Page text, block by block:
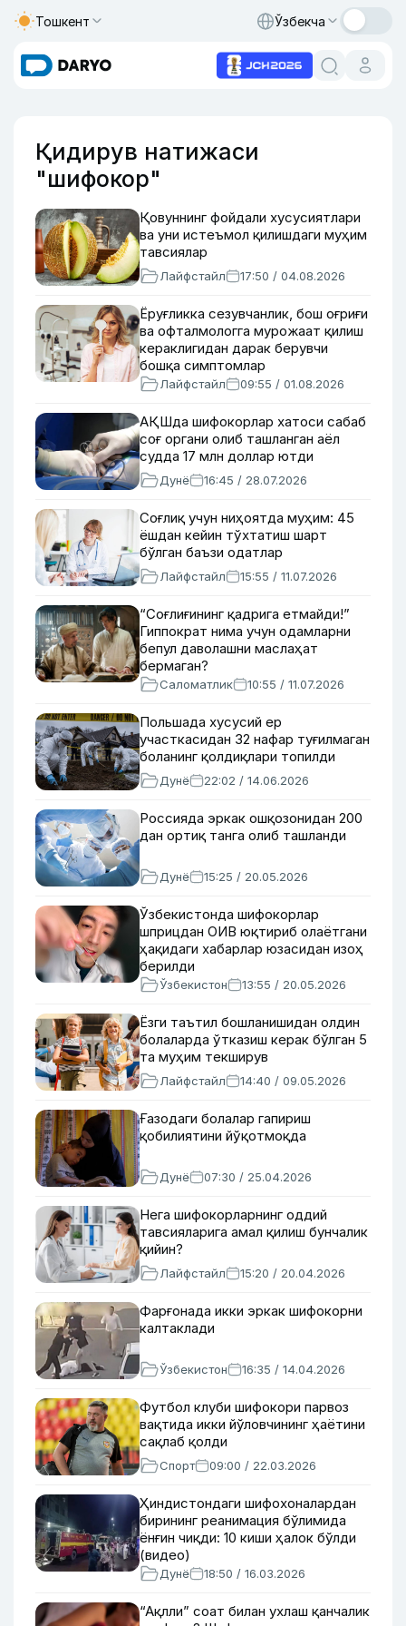
Тошкент Ўзбекча
Қидирув натижаси
"шифокор"
Қовуннинг фойдали хусусиятлари
ва уни истеъмол қилишдаги муҳим
тавсиялар
Лайфстайл 17:50 / 04.08.2026
Ёруғликка сезувчанлик, бош оғриғи
ва офталмологга мурожаат қилиш
кераклигидан дарак берувчи
бошқа симптомлар
Лайфстайл 09:55 / 01.08.2026
АҚШда шифокорлар хатоси сабаб
соғ органи олиб ташланган аёл
судда 17 млн доллар ютди
Дунё 16:45 / 28.07.2026
Соғлиқ учун ниҳоятда муҳим: 45
ёшдан кейин тўхтатиш шарт
бўлган баъзи одатлар
Лайфстайл 15:55 / 11.07.2026
“Соғлиғининг қадрига етмайди!”
Гиппократ нима учун одамларни
бепул даволашни маслаҳат
бермаган?
Саломатлик 10:55 / 11.07.2026
Польшада хусусий ер
участкасидан 32 нафар туғилмаган
боланинг қолдиқлари топилди
Дунё 22:02 / 14.06.2026
Россияда эркак ошқозонидан 200
дан ортиқ танга олиб ташланди
Дунё 15:25 / 20.05.2026
Ўзбекистонда шифокорлар
шприцдан ОИВ юқтириб олаётгани
ҳақидаги хабарлар юзасидан изоҳ
берилди
Ўзбекистон 13:55 / 20.05.2026
Ёзги таътил бошланишидан олдин
болаларда ўтказиш керак бўлган 5
та муҳим текширув
Лайфстайл 14:40 / 09.05.2026
Ғазодаги болалар гапириш
қобилиятини йўқотмоқда
Дунё 07:30 / 25.04.2026
Нега шифокорларнинг оддий
тавсияларига амал қилиш бунчалик
қийин?
Лайфстайл 15:20 / 20.04.2026
Фарғонада икки эркак шифокорни
калтаклади
Ўзбекистон 16:35 / 14.04.2026
Футбол клуби шифокори парвоз
вақтида икки йўловчининг ҳаётини
сақлаб қолди
Спорт 09:00 / 22.03.2026
Ҳиндистондаги шифохоналардан
бирининг реанимация бўлимида
ёнғин чиқди: 10 киши ҳалок бўлди
(видео)
Дунё 18:50 / 16.03.2026
“Ақлли” соат билан ухлаш қанчалик